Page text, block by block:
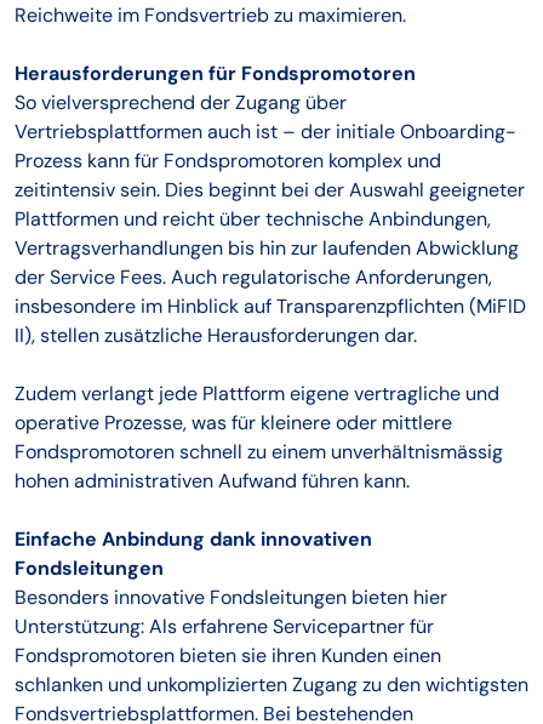
Reichweite im Fondsvertrieb zu maximieren.
Herausforderungen für Fondspromotoren
So vielversprechend der Zugang über
Vertriebsplattformen auch ist – der initiale Onboarding-
Prozess kann für Fondspromotoren komplex und
zeitintensiv sein. Dies beginnt bei der Auswahl geeigneter
Plattformen und reicht über technische Anbindungen,
Vertragsverhandlungen bis hin zur laufenden Abwicklung
der Service Fees. Auch regulatorische Anforderungen,
insbesondere im Hinblick auf Transparenzpflichten (MiFID
II), stellen zusätzliche Herausforderungen dar.
Zudem verlangt jede Plattform eigene vertragliche und
operative Prozesse, was für kleinere oder mittlere
Fondspromotoren schnell zu einem unverhältnismässig
hohen administrativen Aufwand führen kann.
Einfache Anbindung dank innovativen
Fondsleitungen
Besonders innovative Fondsleitungen bieten hier
Unterstützung: Als erfahrene Servicepartner für
Fondspromotoren bieten sie ihren Kunden einen
schlanken und unkomplizierten Zugang zu den wichtigsten
Fondsvertriebsplattformen. Bei bestehenden